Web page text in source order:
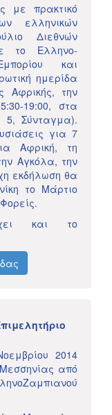
με πρακτικό
ελληνικών
Διεθνών
το Ελληνο-
και
ημερίδα
Αφρικής, την
19:00, στα
5, Σύνταγμα).
για 7
Αφρική, τη
Αγκόλα, την
εκδήλωση θα
το Μάρτιο
και το
2014
από